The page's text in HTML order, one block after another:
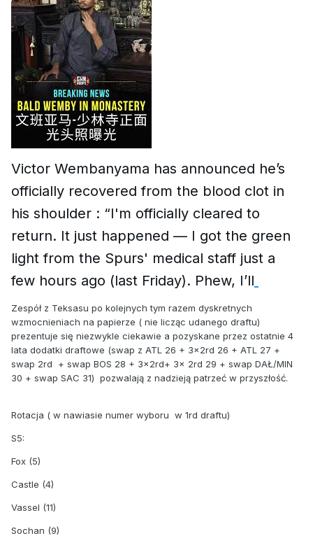
Victor Wembanyama has announced he’s
officially recovered from the blood clot in
his shoulder : “I'm officially cleared to
return. It just happened — I got the green
light from the Spurs' medical staff just a
few hours ago (last Friday). Phew, I’ll
Zespół z Teksasu po kolejnych tym razem dyskretnych
wzmocnieniach na papierze ( nie licząc udanego draftu)
prezentuje się niezwykle ciekawie a pozyskane przez ostatnie 4
lata dodatki draftowe (swap z ATL 26 + 3x2rd 26 + ATL 27 +
swap 2rd + swap BOS 28 + 3x2rd+ 3x 2rd 29 + swap DAŁ/MIN
30 + swap SAC 31) pozwalają z nadzieją patrzeć w przyszłość.
Rotacja ( w nawiasie numer wyboru w 1rd draftu)
S5:
Fox (5)
Castle (4)
Vassel (11)
Sochan (9)